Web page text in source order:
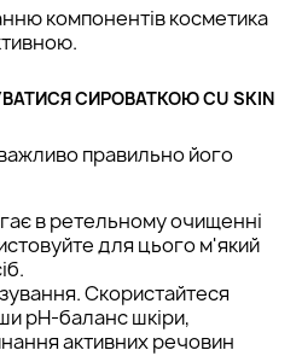
компонентів косметика
СИРОВАТКОЮ CU SKIN
правильно його
в ретельному очищенні
для цього м'який
Скористайтеся
pH-баланс шкіри,
активних речовин